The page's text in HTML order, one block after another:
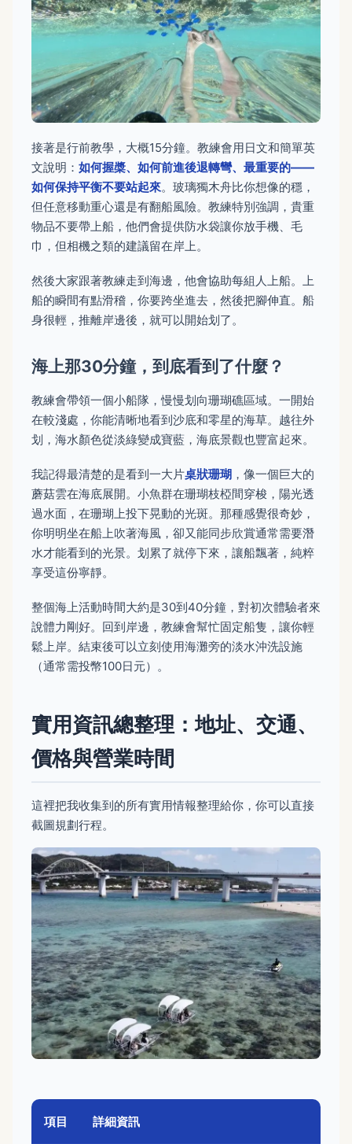
接著是行前教學，大概15分鐘。教練會用日文和簡單英
文說明： 如何握槳、如何前進後退轉彎、最重要的——
如何保持平衡不要站起來。玻璃獨木舟比你想像的穩，
但任意移動重心還是有翻船風險。教練特別強調，貴重
物品不要帶上船，他們會提供防水袋讓你放手機、毛
巾，但相機之類的建議留在岸上。
然後大家跟著教練走到海邊，他會協助每組人上船。上
船的瞬間有點滑稽，你要跨坐進去，然後把腳伸直。船
身很輕，推離岸邊後，就可以開始划了。
海上那30分鐘，到底看到了什麼？
教練會帶領一個小船隊，慢慢划向珊瑚礁區域。一開始
在較淺處，你能清晰地看到沙底和零星的海草。越往外
划，海水顏色從淡綠變成寶藍，海底景觀也豐富起來。
我記得最清楚的是看到一大片桌狀珊瑚 ，像一個巨大的
蘑菇雲在海底展開。小魚群在珊瑚枝椏間穿梭，陽光透
過水面，在珊瑚上投下晃動的光斑。那種感覺很奇妙，
你明明坐在船上吹著海風，卻又能同步欣賞通常需要潛
水才能看到的光景。划累了就停下來，讓船飄著，純粹
享受這份寧靜。
整個海上活動時間大約是30到40分鐘，對初次體驗者來
說體力剛好。回到岸邊，教練會幫忙固定船隻，讓你輕
鬆上岸。結束後可以立刻使用海灘旁的淡水沖洗設施
（通常需投幣100日元）。
實用資訊總整理：地址、交通、
價格與營業時間
這裡把我收集到的所有實用情報整理給你，你可以直接
截圖規劃行程。
項目 詳細資訊